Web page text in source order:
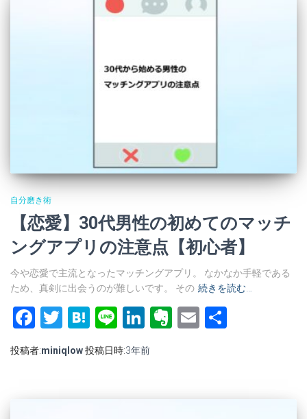
自分磨き術
【恋愛】30代男性の初めてのマッチ
ングアプリの注意点【初心者】
今や恋愛で主流となったマッチングアプリ。 なかなか手軽である
ため、真剣に出会うのが難しいです。 その 続きを読む…
Facebook
Twitter
Hatena
LineLinkedIn
Evernote
Email
投稿者:miniqlow投稿日時:3年前